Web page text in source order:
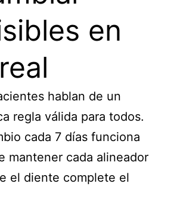
en
hablan de un
regla válida para todos.
cada 7 días funciona
mantener cada alineador
el diente complete el